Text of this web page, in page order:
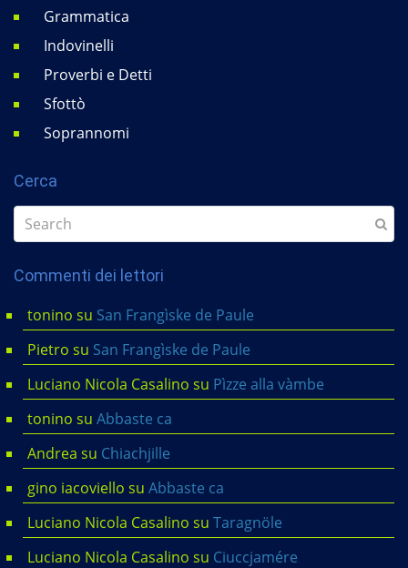
Grammatica
Indovinelli
Proverbi e Detti
Sfottò
Soprannomi
Cerca
Commenti dei lettori
tonino su San Frangìske de Paule
Pietro su San Frangìske de Paule
Luciano Nicola Casalino su Pìzze alla vàmbe
tonino su Abbaste ca
Andrea su Chiachjille
gino iacoviello su Abbaste ca
Luciano Nicola Casalino su Taragnöle
Luciano Nicola Casalino su Ciuccjamére